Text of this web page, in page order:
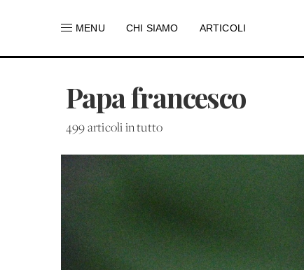
MENU CHI SIAMO ARTICOLI
Papa francesco
499 articoli in tutto